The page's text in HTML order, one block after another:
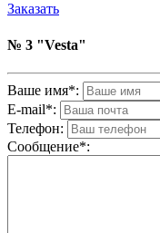
Заказать
№ 3 "Vesta"
Ваше имя*:
E-mail*:
Телефон:
Cообщениe*: